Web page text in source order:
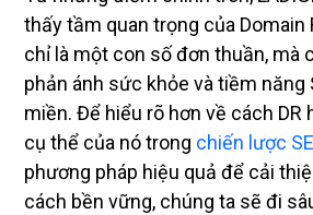
thấy tầm quan trọng của Domain
chỉ là một con số đơn thuần, mà
phản ánh sức khỏe và tiềm năng
miền. Để hiểu rõ hơn về cách DR
cụ thể của nó trong chiến lược
phương pháp hiệu quả để cải
cách bền vững, chúng ta sẽ đi